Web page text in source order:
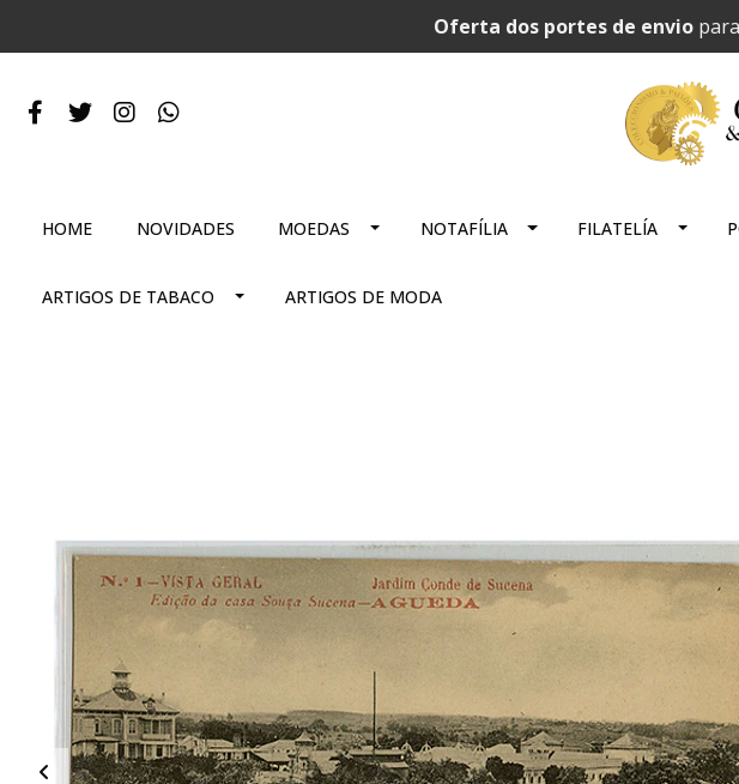
Oferta dos portes de envio
HOME NOVIDADES MOEDAS NOTAFÍLIA FILATELÍA
ARTIGOS DE TABACO ARTIGOS DE MODA